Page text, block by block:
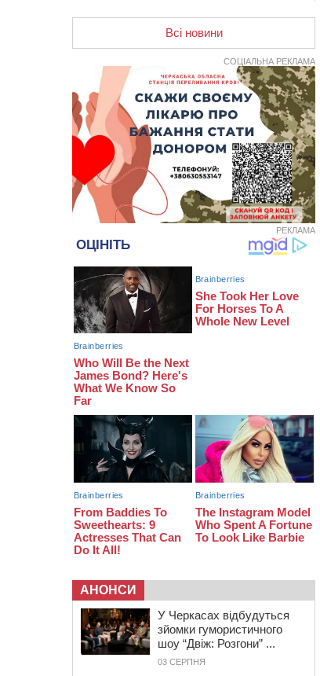
ціною
16:40 У Черкасах провели в останню
путь двох загиблих воїнів
16:07
До 1 вересня у Черкасах
оновлюють дорожню розмітку біля
навчальних закладів (ФОТОФАКТ)
15:39
На честь загиблого захисника і
чемпіона світу в Черкасах відкрили
спортивно-реабілітаційний центр
15:05
На Звенигородщині, попри
заборону міськради, проведуть
“Ше.Fest”
14:31 У Каневі аномальна спека
призвела до перебоїв у роботі
електромереж та комунальних
служб
14:02
На Черкащині намолотили перший
мільйон тонн зерна нового врожаю
пожежа сміттєзвалища
Всі новини
СОЦІАЛЬНА РЕКЛАМА
РЕКЛАМА
АНОНСИ
У Черкасах відбудуться
зйомки гумористичного
шоу “Двіж: Розгони” ...
03 СЕРПНЯ